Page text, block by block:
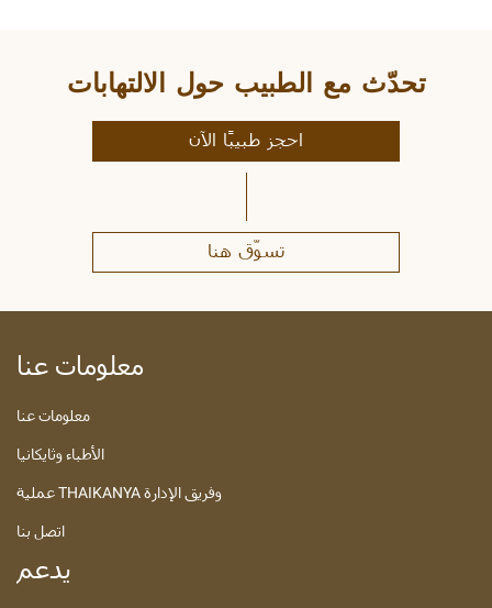
تحدّث مع الطبيب حول الالتهابات
احجز طبيبًا الآن
تسوّق هنا
معلومات عنا
معلومات عنا
الأطباء وثايكانيا
عملية THAIKANYA وفريق الإدارة
اتصل بنا
يدعم